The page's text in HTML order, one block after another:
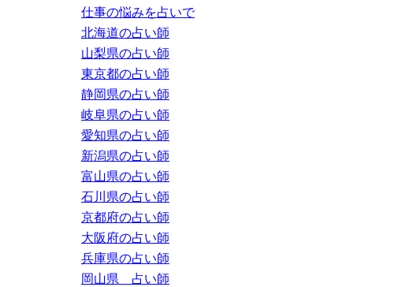
仕事の悩みを占いで
北海道の占い師
山梨県の占い師
東京都の占い師
静岡県の占い師
岐阜県の占い師
愛知県の占い師
新潟県の占い師
富山県の占い師
石川県の占い師
京都府の占い師
大阪府の占い師
兵庫県の占い師
岡山県 占い師